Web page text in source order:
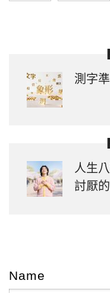
測字
人生
討厭
Name